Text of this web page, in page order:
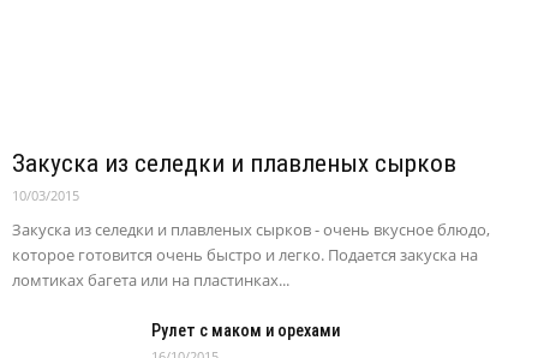
Закуска из селедки и плавленых сырков
10/03/2015
Закуска из селедки и плавленых сырков - очень вкусное блюдо,
которое готовится очень быстро и легко. Подается закуска на
ломтиках багета или на пластинках...
Рулет с маком и орехами